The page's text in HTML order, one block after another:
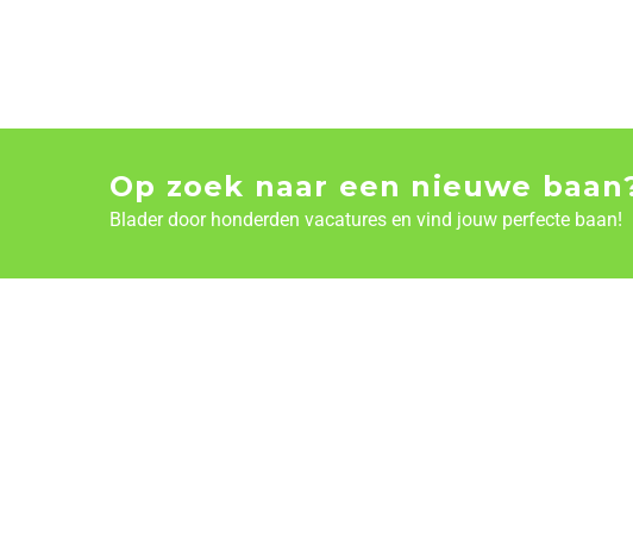
Op zoek naar een nieuwe
Blader door honderden vacatures en vind jouw perfecte baan!